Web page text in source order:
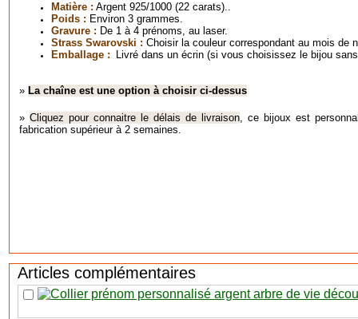
Matière : Argent 925/1000 (22 carats)..
Poids : Environ 3 grammes.
Gravure : De 1 à 4 prénoms, au laser.
Strass Swarovski : Choisir la couleur correspondant au mois de
Emballage : Livré dans un écrin (si vous choisissez le bijou
» La chaîne est une option à choisir ci-dessus
»Cliquez pour connaitre le délais de livraison, ce bijoux est
fabrication supérieur à 2 semaines.
Articles complémentaires